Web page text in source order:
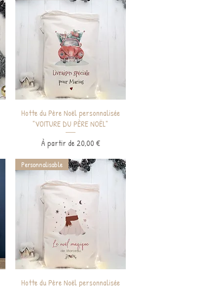
Aperçu rapide
Hotte du Père Noël personnalisée
"VOITURE DU PÈRE NOËL"
À partir de 20,00 €
Prix promotionnel
Aperçu rapide
Personnalisable
Hotte du Père Noël personnalisée